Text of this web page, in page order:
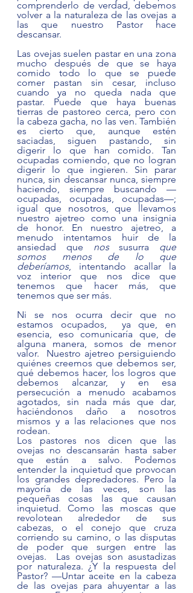
comprenderlo de verdad, debemos
volver a la naturaleza de las ovejas a
las que nuestro Pastor hace
descansar.
Las ovejas suelen pastar en una zona
mucho después de que se haya
comido todo lo que se puede
comer pastan sin cesar, incluso
cuando ya no queda nada que
pastar. Puede que haya buenas
tierras de pastoreo cerca, pero con
la cabeza gacha, no las ven. También
es cierto que, aunque estén
saciadas, siguen pastando, sin
digerir lo que han comido. Tan
ocupadas comiendo, que no logran
digerir lo que ingieren. Sin parar
nunca, sin descansar nunca, siempre
haciendo, siempre buscando —
ocupadas, ocupadas, ocupadas—;
igual que nosotros, que llevamos
nuestro ajetreo como una insignia
de honor. En nuestro ajetreo, a
menudo intentamos huir de la
ansiedad que nos susurra que
somos menos de lo que
deberíamos, intentando acallar la
voz interior que nos dice que
tenemos que hacer más, que
tenemos que ser más.
Ni se nos ocurra decir que no
estamos ocupados,  ya que, en
esencia, eso comunicaría que, de
alguna manera, somos de menor
valor.  Nuestro ajetreo persiguiendo
quiénes creemos que debemos ser,
qué debemos hacer, los logros que
debemos alcanzar, y en esa
persecución a menudo acabamos
agotados, sin nada más que dar,
haciéndonos daño a nosotros
mismos y a las relaciones que nos
rodean.
Los pastores nos dicen que las
ovejas no descansarán hasta saber
que están a salvo. Podemos
entender la inquietud que provocan
los grandes depredadores. Pero la
mayoría de las veces, son las
pequeñas cosas las que causan
inquietud. Como las moscas que
revolotean alrededor de sus
cabezas, o el conejo que cruza
corriendo su camino, o las disputas
de poder que surgen entre las
ovejas.  Las ovejas son asustadizas
por naturaleza. ¿Y la respuesta del
Pastor? —Untar aceite en la cabeza
de las ovejas para ahuyentar a las